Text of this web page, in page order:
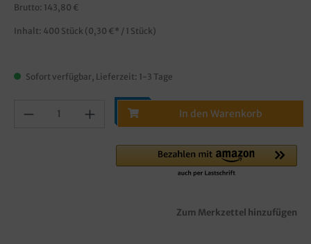
Brutto: 143,80 €
Inhalt: 400 Stück (0,30 €* / 1 Stück)
Sofort verfügbar, Lieferzeit: 1-3 Tage
In den Warenkorb
Zum Merkzettel hinzufügen